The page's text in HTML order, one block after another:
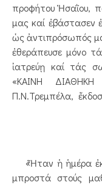
προφήτου Ἡσαῒου,
μας καί ἐβάστασεν
ὡς ἀντιπρόσωπός
ἐθεράπευσε μόνο
ἰατρεύῃ καί τάς
«ΚΑΙΝΗ ΔΙΑΘΗΚΗ
Π.Ν.Τρεμπέλα,
«Ἦταν ἡ ἡμέρα
μπροστά στούς